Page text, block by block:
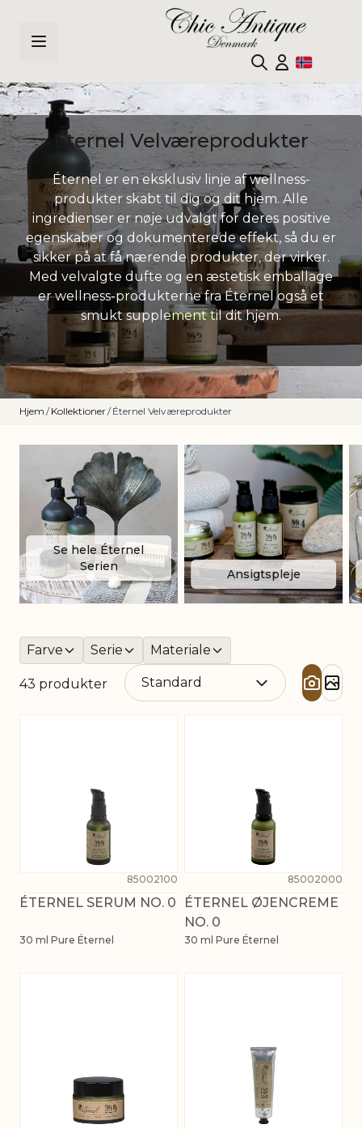
Éternel Velværeprodukter
Éternel er en eksklusiv linje af wellness-
produkter skabt til dig og dit hjem. Alle
ingredienser er nøje udvalgt for deres positive
egenskaber og dokumenterede effekt, så du er
sikker på at få nærende produkter, der virker.
Med velvalgte dufte og en æstetisk emballage
er wellness-produkterne fra Éternel også et
smukt supplement til dit hjem.
Hjem / Kollektioner/ Éternel Velværeprodukter
Se hele Éternel
Serien
Ansigtspleje
Farve Serie Materiale
43 produkter
85002100
ÉTERNEL SERUM NO. 0
30 ml Pure Éternel
85002000
ÉTERNEL ØJENCREME
NO. 0
30 ml Pure Éternel